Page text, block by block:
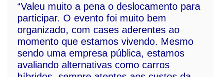
“Valeu muito a pena o deslocamento para
participar. O evento foi muito bem
organizado, com cases aderentes ao
momento que estamos vivendo. Mesmo
sendo uma empresa pública, estamos
avaliando alternativas como carros